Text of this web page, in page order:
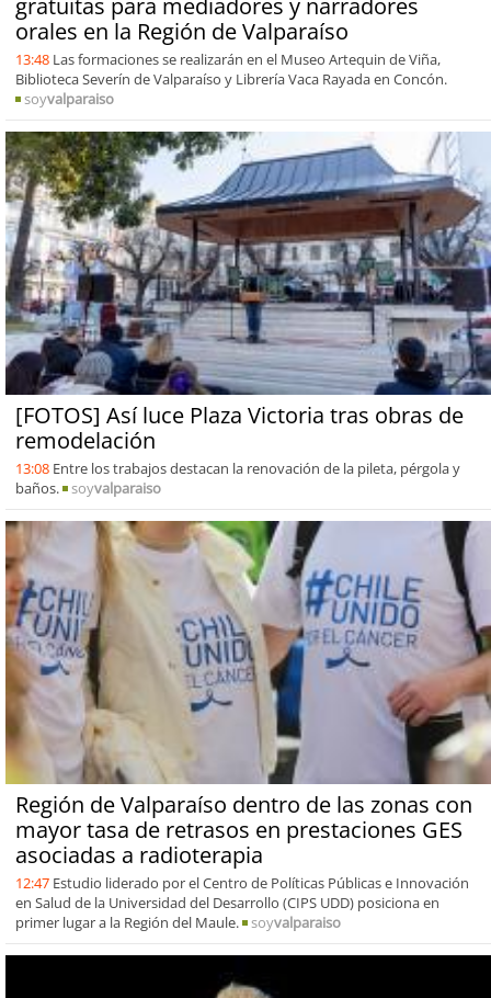
orales en la Región de Valparaíso
13:48 Las formaciones se realizarán en el Museo Artequin de Viña,
Biblioteca Severín de Valparaíso y Librería Vaca Rayada en Concón.
soyvalparaiso
[FOTOS] Así luce Plaza Victoria tras obras de
remodelación
13:08 Entre los trabajos destacan la renovación de la pileta, pérgola y
baños.
soyvalparaiso
Región de Valparaíso dentro de las zonas con
mayor tasa de retrasos en prestaciones GES
asociadas a radioterapia
12:47 Estudio liderado por el Centro de Políticas Públicas e Innovación
en Salud de la Universidad del Desarrollo (CIPS UDD) posiciona en
primer lugar a la Región del Maule.
soyvalparaiso